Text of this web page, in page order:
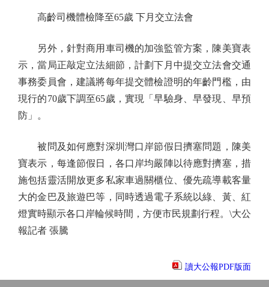
高齡司機體檢降至65歲 下月交立法會
另外，針對商用車司機的加強監管方案，陳美寶表
示，當局正敲定立法細節，計劃下月中提交立法會交通
事務委員會，建議將每年提交體檢證明的年齡門檻，由
現行的70歲下調至65歲，實現「早驗身、早發現、早預
防」。
被問及如何應對深圳灣口岸節假日擠塞問題，陳美
寶表示，每逢節假日，各口岸均嚴陣以待應對擠塞，措
施包括靈活開放更多私家車過關櫃位、優先疏導載客量
大的金巴及旅遊巴等，同時透過電子系統以綠、黃、紅
燈實時顯示各口岸輪候時間，方便市民規劃行程。\大公
報記者 張騰
讀大公報PDF版面